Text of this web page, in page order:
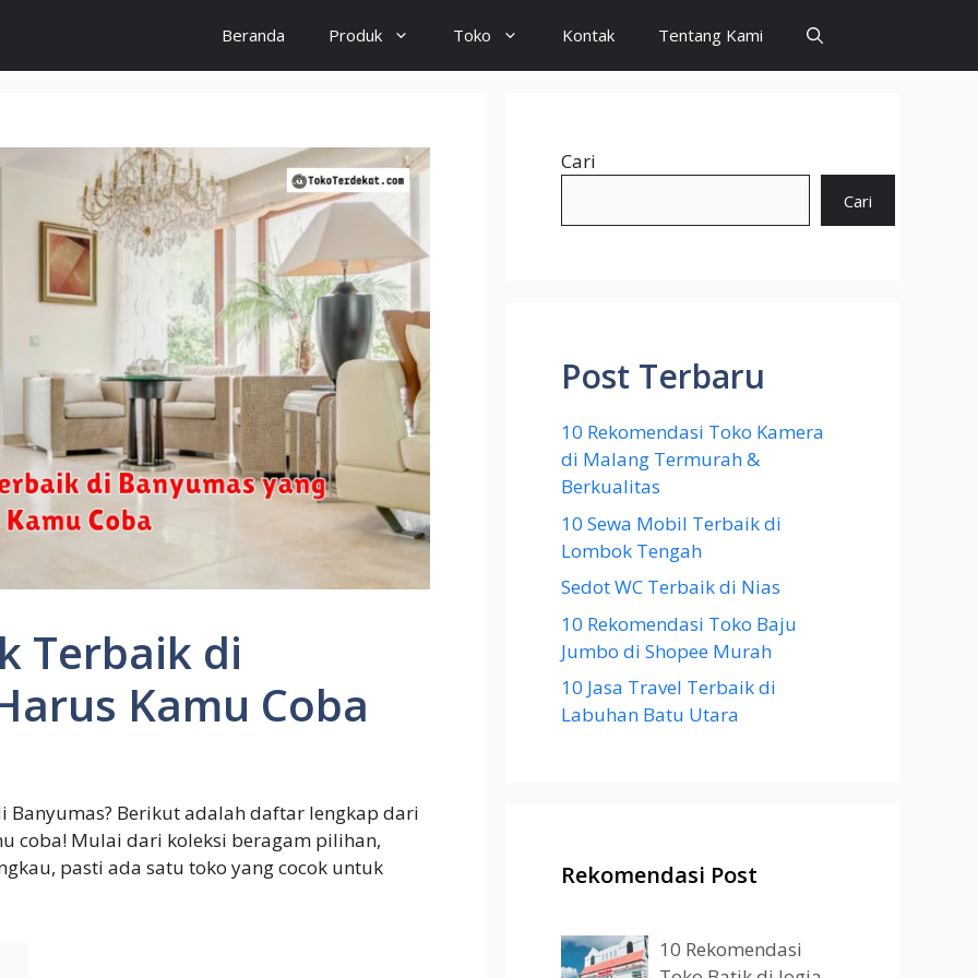
Beranda Produk Toko Kontak Tentang Kami
Terbaik di
Kamu Coba
Berikut adalah daftar lengkap dari
coba! Mulai dari koleksi beragam pilihan,
pasti ada satu toko yang cocok untuk
Cari
Cari
Post Terbaru
10 Rekomendasi Toko Kamera
di Malang Termurah &
Berkualitas
10 Sewa Mobil Terbaik di
Lombok Tengah
Sedot WC Terbaik di Nias
10 Rekomendasi Toko Baju
Jumbo di Shopee Murah
10 Jasa Travel Terbaik di
Labuhan Batu Utara
Rekomendasi Post
10 Rekomendasi